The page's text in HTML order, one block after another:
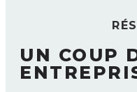
UN COUP